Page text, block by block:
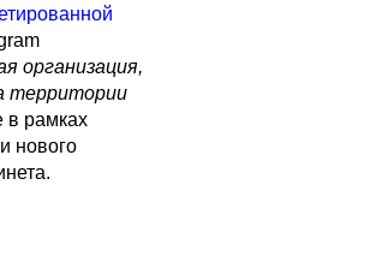
организация,
территории
в рамках
нового